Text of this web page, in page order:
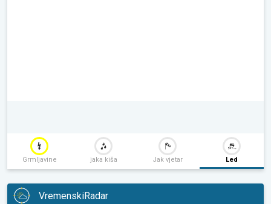
Grmljavine jaka kiša Jak vjetar Led
VremenskiRadar